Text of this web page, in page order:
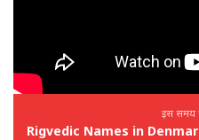
इस समय